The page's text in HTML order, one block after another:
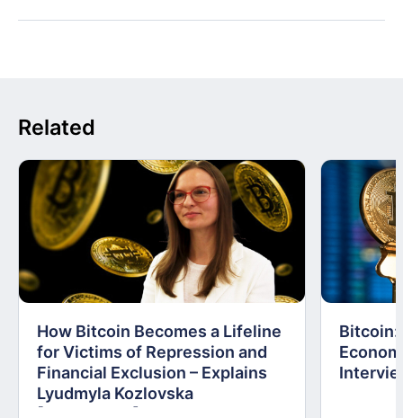
Related
How Bitcoin Becomes a Lifeline
for Victims of Repression and
Financial Exclusion – Explains
Lyudmyla Kozlovska
Bitcoin: